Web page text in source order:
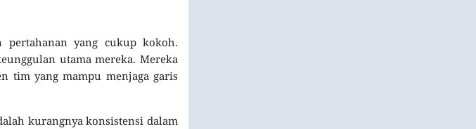
pertahanan yang cukup kokoh.
utama mereka. Mereka
tim yang mampu menjaga garis
kurangnya konsistensi dalam